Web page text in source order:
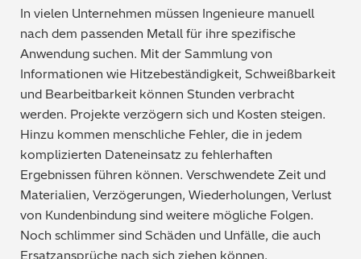
In vielen Unternehmen müssen Ingenieure manuell
nach dem passenden Metall für ihre spezifische
Anwendung suchen. Mit der Sammlung von
Informationen wie Hitzebeständigkeit, Schweißbarkeit
und Bearbeitbarkeit können Stunden verbracht
werden. Projekte verzögern sich und Kosten steigen.
Hinzu kommen menschliche Fehler, die in jedem
komplizierten Dateneinsatz zu fehlerhaften
Ergebnissen führen können. Verschwendete Zeit und
Materialien, Verzögerungen, Wiederholungen, Verlust
von Kundenbindung sind weitere mögliche Folgen.
Noch schlimmer sind Schäden und Unfälle, die auch
Ersatzansprüche nach sich ziehen können.